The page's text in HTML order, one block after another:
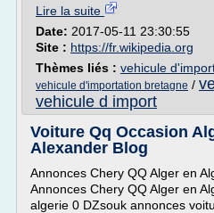
Lire la suite
Date: 2017-05-11 23:30:55
Site : https://fr.wikipedia.org
Thèmes liés : vehicule
vehicule d'importation bretagne /
vehicule d import
Voiture Qq Occasion
Alexander Blog
Annonces Chery QQ Alger en
Annonces Chery QQ Alger en
algerie 0 DZsouk annonces